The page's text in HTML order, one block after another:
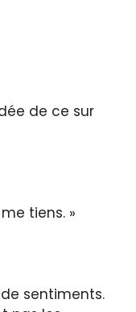
de ce sur
tiens. »
sentiments.